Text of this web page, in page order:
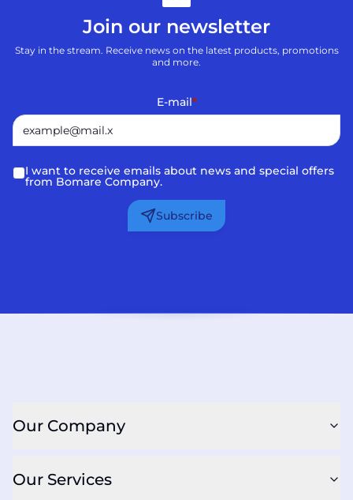
Join our newsletter
Stay in the stream. Receive news on the latest products, promotions
and more.
E-mail*
I want to receive emails about news and special offers
from Bomare Company.
Subscribe
Our Company
Our Services